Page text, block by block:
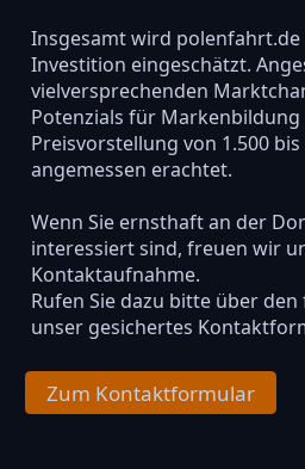
Insgesamt wird polenfahrt.de
Investition eingeschätzt.
vielversprechenden
Potenzials für Markenbildung
Preisvorstellung von 1.500 bis
angemessen erachtet.
Wenn Sie ernsthaft an der
interessiert sind, freuen wir
Kontaktaufnahme.
Rufen Sie dazu bitte über
unser gesichertes
Zum Kontaktformular